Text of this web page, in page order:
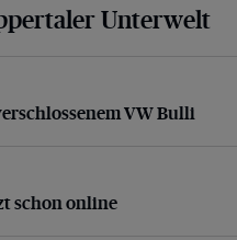
Unterwelt
VW Bulli
VW Bulli
schon online
schon online